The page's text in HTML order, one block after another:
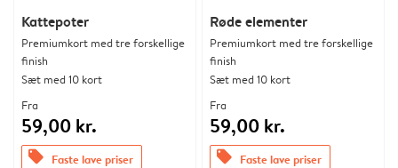
Kattepoter
Premiumkort med tre forskellige
finish
Sæt med 10 kort
Fra
59,00 kr.
offers Faste lave priser
Røde elementer
Premiumkort med tre forskellige
finish
Sæt med 10 kort
Fra
59,00 kr.
offers Faste lave priser